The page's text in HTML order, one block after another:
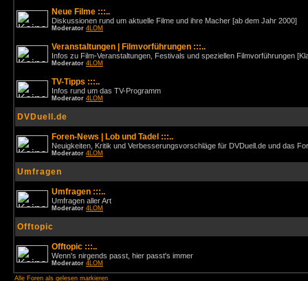
Neue Filme :::..
Diskussionen rund um aktuelle Filme und ihre Macher [ab dem Jahr 2000]
Moderator 4LOM
Veranstaltungen | Filmvorführungen :::..
Infos zu Film-Veranstaltungen, Festivals und speziellen Filmvorführungen
Moderator 4LOM
TV-Tipps :::..
Infos rund um das TV-Programm
Moderator 4LOM
DVDuell.de
Foren-News | Lob und Tadel :::..
Neuigkeiten, Kritik und Verbesserungsvorschläge für DVDuell.de und das
Moderator 4LOM
Umfragen
Umfragen :::..
Umfragen aller Art
Moderator 4LOM
Offtopic
Offtopic :::..
Wenn's nirgends passt, hier passt's immer
Moderator 4LOM
Alle Foren als gelesen markieren